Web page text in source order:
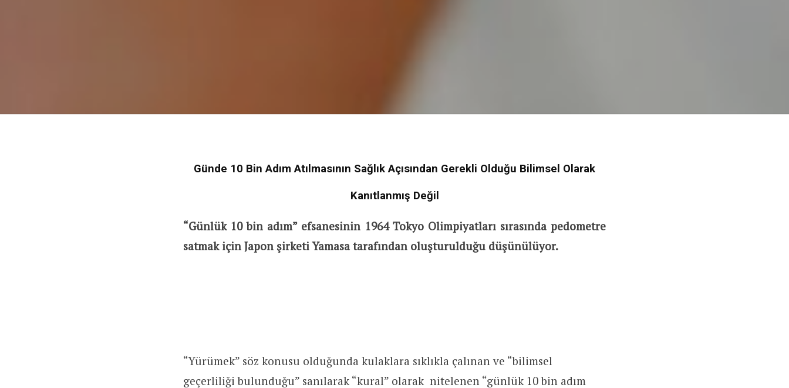
Günde 10 Bin Adım Atılmasının Sağlık Açısından Gerekli Olduğu Bilimsel Olarak
Kanıtlanmış Değil
“Günlük 10 bin adım” efsanesinin 1964 Tokyo Olimpiyatları sırasında pedometre
satmak için Japon şirketi Yamasa tarafından oluşturulduğu düşünülüyor.
“Yürümek” söz konusu olduğunda kulaklara sıklıkla çalınan ve “bilimsel
geçerliliği bulunduğu” sanılarak “kural” olarak nitelenen “günlük 10 bin adım